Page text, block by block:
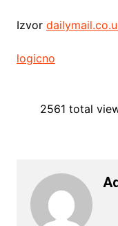
Izvor
logicno
2561 total